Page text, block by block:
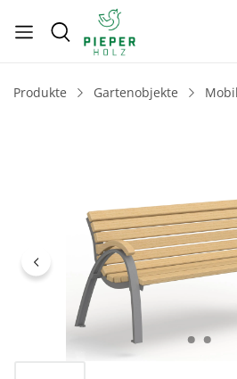
Produkte Gartenobjekte